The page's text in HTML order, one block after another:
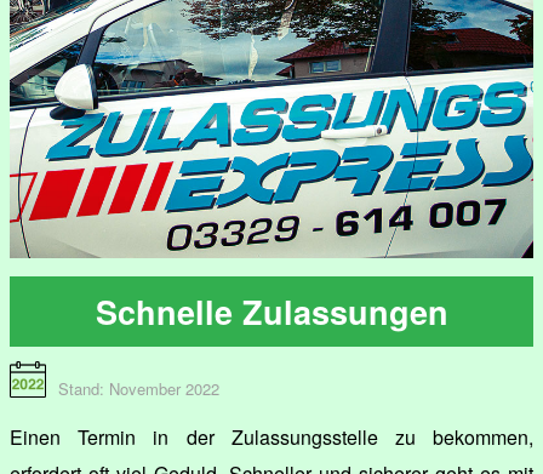
Schnelle Zulassungen
Stand: November 2022
Einen Termin in der Zulassungsstelle zu bekommen,